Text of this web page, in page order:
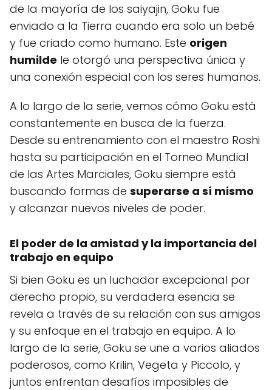
de la mayoría de los saiyajin, Goku fue
enviado a la Tierra cuando era solo un bebé
y fue criado como humano. Este origen
humilde le otorgó una perspectiva única y
una conexión especial con los seres humanos.
A lo largo de la serie, vemos cómo Goku está
constantemente en busca de la fuerza.
Desde su entrenamiento con el maestro Roshi
hasta su participación en el Torneo Mundial
de las Artes Marciales, Goku siempre está
buscando formas de superarse a sí mismo
y alcanzar nuevos niveles de poder.
El poder de la amistad y la importancia del
trabajo en equipo
Si bien Goku es un luchador excepcional por
derecho propio, su verdadera esencia se
revela a través de su relación con sus amigos
y su enfoque en el trabajo en equipo. A lo
largo de la serie, Goku se une a varios aliados
poderosos, como Krilin, Vegeta y Piccolo, y
juntos enfrentan desafíos imposibles de